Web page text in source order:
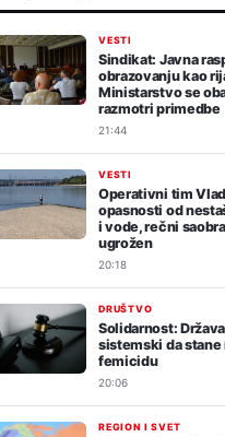
VESTI
Sindikat: Javna
obrazovanju kao
Ministarstvo se
razmotri primedbe
21:44
VESTI
Operativni tim
opasnosti od
i vode, rečni
ugrožen
20:18
DRUŠTVO
Solidarnost: Država
sistemski da stane
femicidu
20:06
REGION I SVET